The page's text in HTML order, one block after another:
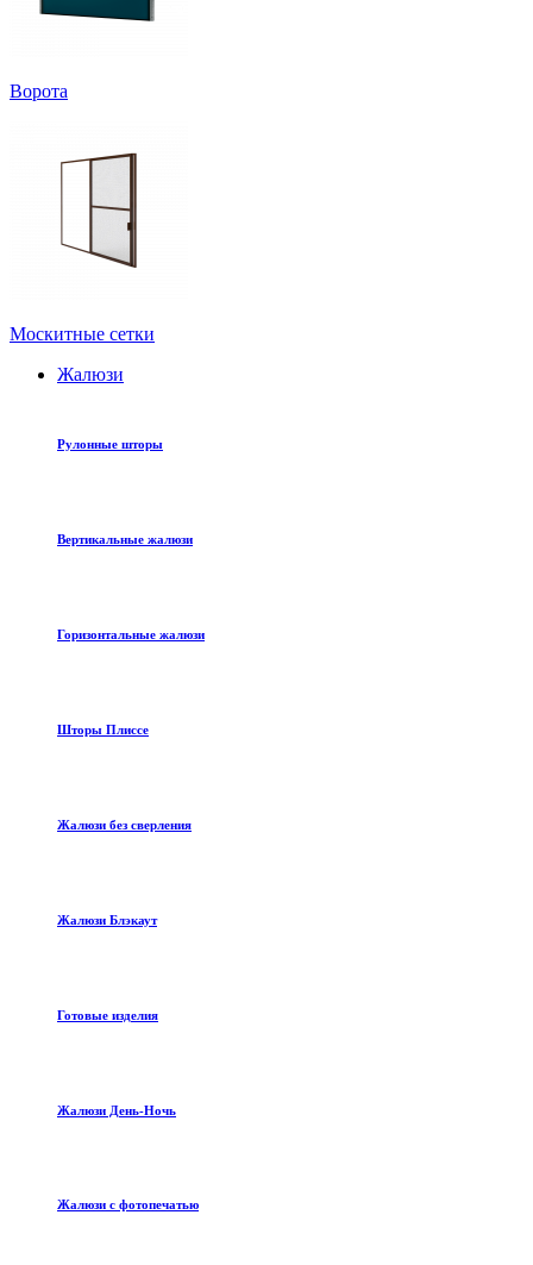
Ворота
Москитные сетки
Жалюзи
Рулонные шторы
Вертикальные жалюзи
Горизонтальные жалюзи
Шторы Плиссе
Жалюзи без сверления
Жалюзи Блэкаут
Готовые изделия
Жалюзи День-Ночь
Жалюзи с фотопечатью